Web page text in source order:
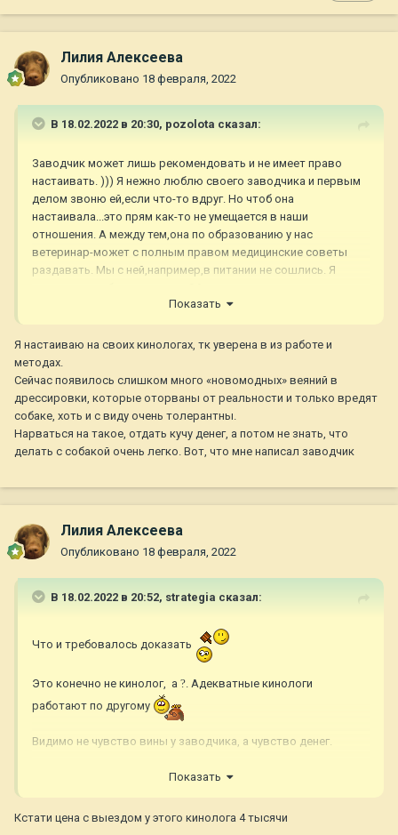
Лилия Алексеева
Опубликовано 18 февраля, 2022
В 18.02.2022 в 20:30, pozolota сказал:
Заводчик может лишь рекомендовать и не имеет право
настаивать. ))) Я нежно люблю своего заводчика и первым
делом звоню ей,если что-то вдруг. Но чтоб она
настаивала...это прям как-то не умещается в наши
отношения. А между тем,она по образованию у нас
ветеринар-может с полным правом медицинские советы
раздавать. Мы с ней,например,в питании не сошлись. Я
у неё свой опыт-у нас свой. Даже когда она ездила с Ником
лишний вес для неё к грузу. Поэтому мы уже столько лет
достаточно близко на связи,хоть уже давно перестали быть
выставочными, никогда она не переступала черту и никогда
не отказывала в помощи-идеальный баланс.
Показать
Я настаиваю на своих кинологах, тк уверена в из работе и
методах.
Сейчас появилось слишком много «новомодных» веяний в
дрессировки, которые оторваны от реальности и только вредят
собаке, хоть и с виду очень толерантны.
Нарваться на такое, отдать кучу денег, а потом не знать, что
делать с собакой очень легко. Вот, что мне написал заводчик
Лилия Алексеева
Опубликовано 18 февраля, 2022
В 18.02.2022 в 20:52, strategia сказал:
Что и требовалось доказать
Это конечно не кинолог, а ?. Адекватные кинологи
работают по другому
Видимо не чувство вины у заводчика, а чувство денег.
Забудьте как страшный сон и попросите здесь контакты
Показать
Кстати цена с выездом у этого кинолога 4 тысячи